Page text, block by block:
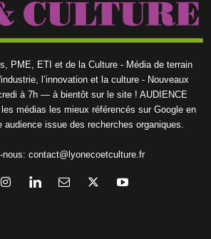
PME, ETI et de la Culture - Média de terrain
l’innovation et la culture - Nouveaux
à 7h — à bientôt sur le site ! AUDIENCE
médias les mieux référencés sur Google en
audience issue des recherches organiques.
nous: contact@lyonecoetculture.fr